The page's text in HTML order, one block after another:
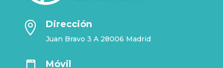
 Dirección
Juan Bravo 3 A 28006 Madrid
Móvil